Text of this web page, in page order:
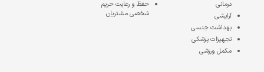
درمانی
آرایشی
بهداشت جنسی
تجهیزات پزشکی
مکمل ورزشی
حفظ و رعایت حریم
شخصی مشتریان